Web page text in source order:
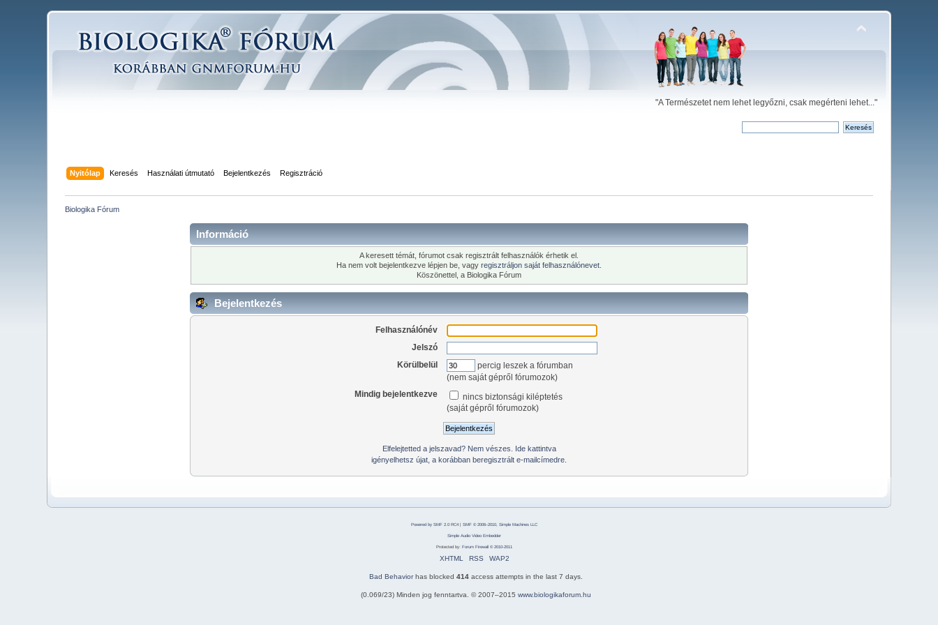
"A Természetet nem lehet legyőzni, csak megérteni lehet..."
Nyitólap Keresés Használati útmutató Bejelentkezés Regisztráció
Biologika Fórum
Információ
A keresett témát, fórumot csak regisztrált felhasználók érhetik el.
Ha nem volt bejelentkezve lépjen be, vagy regisztráljon saját felhasználónevet.
Köszönettel, a Biologika Fórum
Bejelentkezés
Felhasználónév
Jelszó
Körülbelül
percig leszek a fórumban
(nem saját gépről fórumozok)
Mindig bejelentkezve
nincs biztonsági kiléptetés
(saját gépről fórumozok)
Elfelejtetted a jelszavad? Nem vészes. Ide kattintva
igényelhetsz újat, a korábban beregisztrált e-mailcímedre.
Powered by SMF 2.0 RC4 SMF © 2006–2010, Simple Machines LLC
Simple Audio Video Embedder
Protected by: Forum Firewall © 2010-2011
XHTML RSS WAP2
Bad Behaviorhas blocked 414 access attempts in the last 7 days.
(0.069/23) Minden jog fenntartva. © 2007–2015 www.biologikaforum.hu